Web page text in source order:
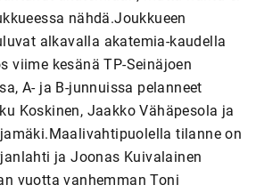
nähdä.Joukkueen
alkavalla akatemia-kaudella
viime kesänä TP-Seinäjoen
A- ja B-junnuissa pelanneet
Koskinen, Jaakko Vähäpesola ja
tilanne on
ja Joonas Kuivalainen
vuotta vanhemman Toni